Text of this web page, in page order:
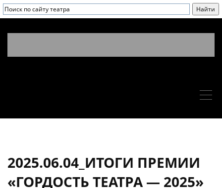
2025.06.04_ИТОГИ ПРЕМИИ
«ГОРДОСТЬ ТЕАТРА — 2025»